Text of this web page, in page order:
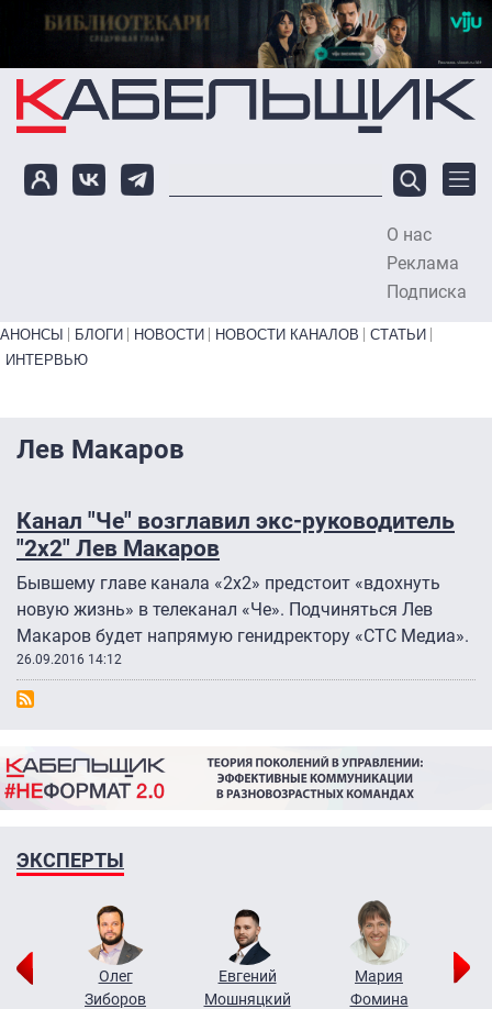
Перейти к основному содержанию
О нас
Реклама
Подписка
Primary links bottom
АНОНСЫ БЛОГИ НОВОСТИ НОВОСТИ КАНАЛОВ
СТАТЬИ
ИНТЕРВЬЮ
Лев Макаров
Канал "Че" возглавил экс-руководитель
"2х2" Лев Макаров
Бывшему главе канала «2х2» предстоит «вдохнуть
новую жизнь» в телеканал «Че». Подчиняться Лев
Макаров будет напрямую генидректору «СТС Медиа».
26.09.2016 14:12
ЭКСПЕРТЫ
Олег
Зиборов
Евгений
Мошняцкий
Мария
Фомина